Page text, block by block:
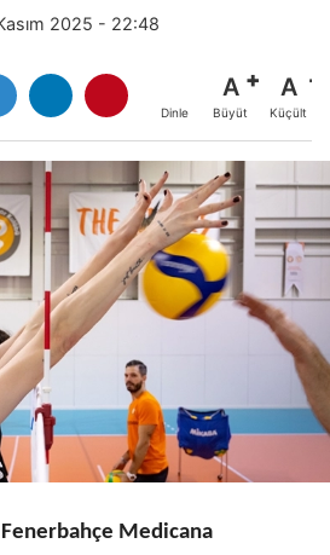
2025 - 22:48
Dinle
A
Büyüt
A
Küçült
Fenerbahçe Medicana